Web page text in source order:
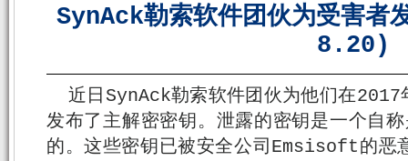
SynAck勒索软件团伙为受害者
8.20)
近日SynAck勒索软件团伙为他们在
发布了主解密密钥。泄露的密钥是一个自
的。这些密钥已被安全公司Emsisoft的恶